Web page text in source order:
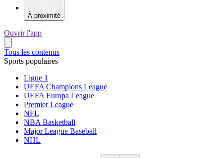
À proximité
Ouvrir l'app
Tous les contenus
Sports populaires
Ligue 1
UEFA Champions League
UEFA Europa League
Premier League
NFL
NBA Basketball
Major League Baseball
NHL